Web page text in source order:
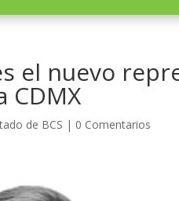
el nuevo
CDMX
de BCS | 0 Comentarios